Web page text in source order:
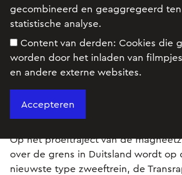
Opgave
Februari 2004
Op het proeftraject van de
over de grens in Duitsland wordt op
nieuwste type zweeftrein, de
gecombineerd en geaggregeerd
statistische analyse.
Content van derden: Cookies die
worden door het inladen van
en andere externe websites.